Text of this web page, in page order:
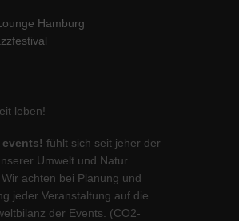
Hamburg
leben!
fühlt sich seit jeher der
Umwelt und Natur
achten bei Planung und
jeder Veranstaltung auf die
der Events. (CO2-